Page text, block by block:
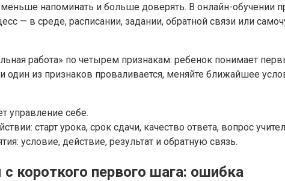
напоминать и больше доверять. В онлайн-обучении
— в среде, расписании, задании, обратной связи или
работа» по четырем признакам: ребенок понимает
из признаков проваливается, меняйте ближайшее
управление себе.
старт урока, срок сдачи, качество ответа, вопрос
условие, действие, результат и обратную связь.
короткого первого шага: ошибка